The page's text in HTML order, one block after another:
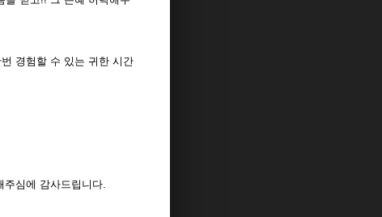
경험할 수 있는 귀한 시간
심에 감사드립니다.